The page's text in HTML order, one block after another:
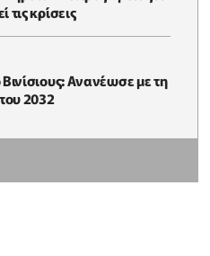
τις κρίσεις
Ανανέωσε με τη
2032